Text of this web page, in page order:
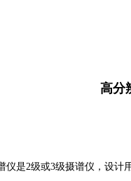
高分
是2级或3级摄谱仪，设